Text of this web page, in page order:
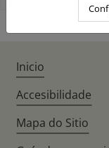
Inicio
Accesibilidade
Mapa do Sitio